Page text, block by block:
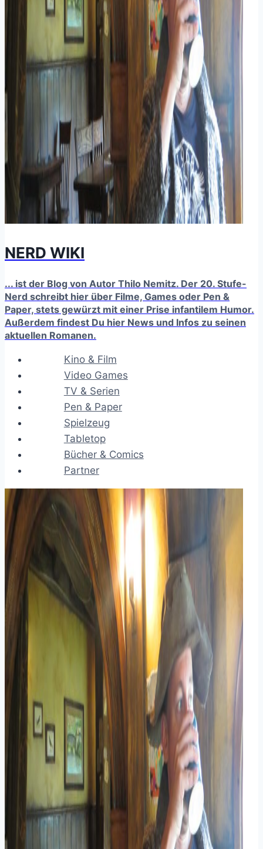
NERD WIKI
... ist der Blog von Autor Thilo Nemitz. Der 20. Stufe-
Nerd schreibt hier über Filme, Games oder Pen &
Paper, stets gewürzt mit einer Prise infantilem Humor.
Außerdem findest Du hier News und Infos zu seinen
aktuellen Romanen.
Kino & Film
Video Games
TV & Serien
Pen & Paper
Spielzeug
Tabletop
Bücher & Comics
Partner